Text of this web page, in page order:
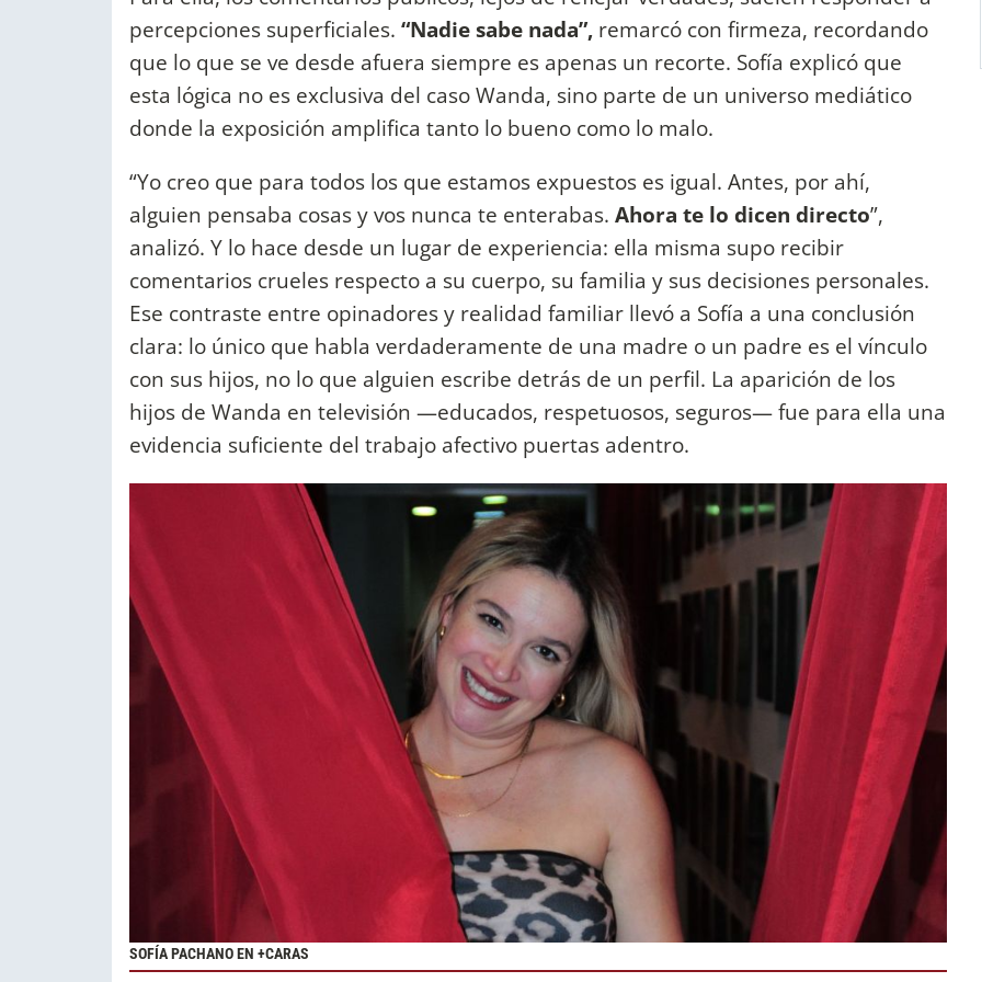
percepciones superficiales. “Nadie sabe nada”, remarcó con firmeza, recordando
que lo que se ve desde afuera siempre es apenas un recorte. Sofía explicó que
esta lógica no es exclusiva del caso Wanda, sino parte de un universo mediático
donde la exposición amplifica tanto lo bueno como lo malo.
“Yo creo que para todos los que estamos expuestos es igual. Antes, por ahí,
alguien pensaba cosas y vos nunca te enterabas. Ahora te lo dicen directo”,
analizó. Y lo hace desde un lugar de experiencia: ella misma supo recibir
comentarios crueles respecto a su cuerpo, su familia y sus decisiones personales.
Ese contraste entre opinadores y realidad familiar llevó a Sofía a una conclusión
clara: lo único que habla verdaderamente de una madre o un padre es el vínculo
con sus hijos, no lo que alguien escribe detrás de un perfil. La aparición de los
hijos de Wanda en televisión —educados, respetuosos, seguros— fue para ella una
evidencia suficiente del trabajo afectivo puertas adentro.
SOFÍA PACHANO EN +CARAS